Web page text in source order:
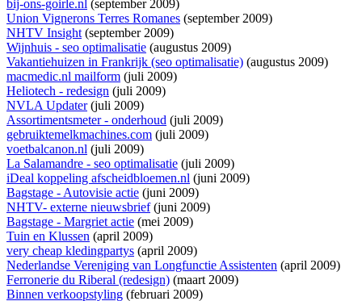
bij-ons-goirle.nl (september 2009)
Union Vignerons Terres Romanes (september 2009)
NHTV Insight(september 2009)
Wijnhuis - seo optimalisatie (augustus 2009)
Vakantiehuizen in Frankrijk (seo optimalisatie) (augustus 2009)
macmedic.nl mailform (juli 2009)
Heliotech - redesign (juli 2009)
NVLA Updater(juli 2009)
Assortimentsmeter - onderhoud (juli 2009)
gebruiktemelkmachines.com (juli 2009)
voetbalcanon.nl (juli 2009)
La Salamandre - seo optimalisatie (juli 2009)
iDeal koppeling afscheidbloemen.nl (juni 2009)
Bagstage - Autovisie actie (juni 2009)
NHTV- externe nieuwsbrief(juni 2009)
Bagstage - Margriet actie (mei 2009)
Tuin en Klussen (april 2009)
very cheap kledingpartys (april 2009)
Nederlandse Vereniging van Longfunctie Assistenten (april 2009)
Ferronerie du Riberal (redesign) (maart 2009)
Binnen verkoopstyling (februari 2009)